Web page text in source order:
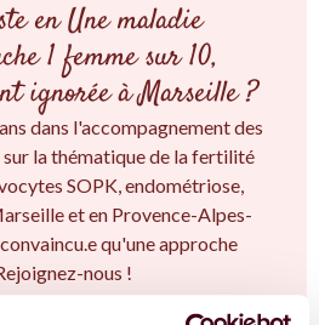
en Une maladie
1 femme sur 10,
ignorée à Marseille ?
dans l'accompagnement des
la thématique de la fertilité
SOPK, endométriose,
et en Provence-Alpes-
qu'une approche
nous !